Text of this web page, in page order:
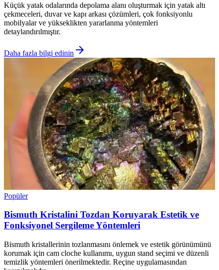
Küçük yatak odalarında depolama alanı oluşturmak için yatak altı
çekmeceleri, duvar ve kapı arkası çözümleri, çok fonksiyonlu
mobilyalar ve yükseklikten yararlanma yöntemleri
detaylandırılmıştır.
Daha fazla bilgi edinin
Popüler
Bismuth Kristalini Tozdan Koruyarak Estetik ve
Fonksiyonel Sergileme Yöntemleri
Bismuth kristallerinin tozlanmasını önlemek ve estetik görünümünü
korumak için cam cloche kullanımı, uygun stand seçimi ve düzenli
temizlik yöntemleri önerilmektedir. Reçine uygulamasından